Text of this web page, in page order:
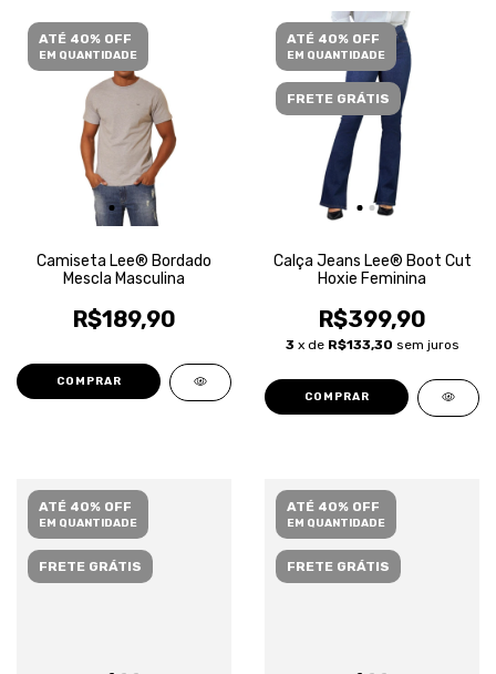
ATÉ 40% OFF
EM QUANTIDADE
Camiseta Lee® Bordado
Mescla Masculina
R$189,90
COMPRAR
ATÉ 40% OFF
EM QUANTIDADE
FRETE GRÁTIS
Calça Jeans Lee® Boot Cut
Hoxie Feminina
R$399,90
3 x de R$133,30 sem juros
COMPRAR
ATÉ 40% OFF
EM QUANTIDADE
FRETE GRÁTIS
ATÉ 40% OFF
EM QUANTIDADE
FRETE GRÁTIS